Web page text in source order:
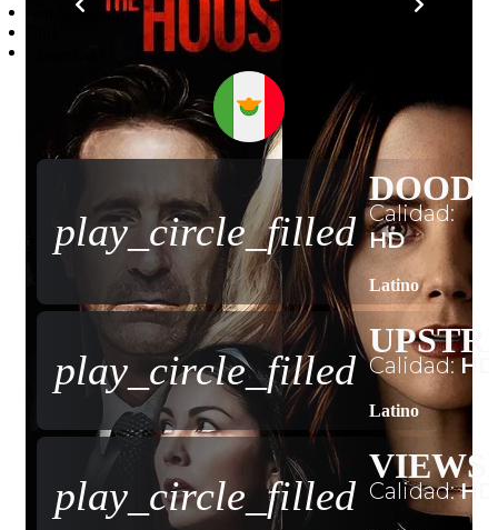
smart_displayReproductor
Descargar0
play_circle_filled
DOOD
Calidad:
HD
Latino
play_circle_filled Calidad:HD
Latino
play_circle_filled Calidad:HD